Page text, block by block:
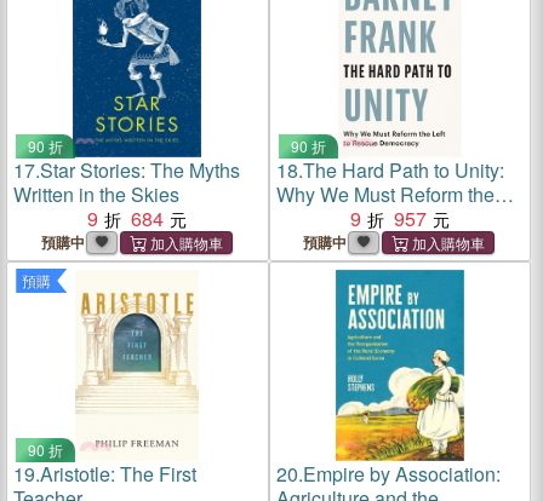
90 折
17.Star Stories: The Myths
Written in the Skies
9
684
預購中
90 折
18.The Hard Path to Unity:
Why We Must Reform the
Left to Rescue Democracy
9 957
預購中
預購
90 折
19.Aristotle: The First
20.Empire by Association: